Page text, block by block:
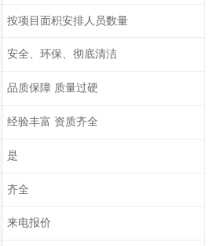
按项目面积安排人员数量
安全、环保、彻底清洁
品质保障 质量过硬
经验丰富 资质齐全
是
齐全
来电报价